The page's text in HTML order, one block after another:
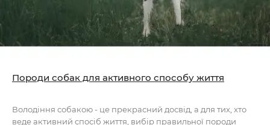
Породи собак для активного способу життя
Володіння собакою - це прекрасний досвід, а для тих, хто
веде активний спосіб життя, вибір правильної породи